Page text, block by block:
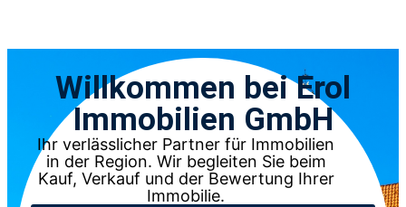
Willkommen bei Erol
Immobilien GmbH
Ihr verlässlicher Partner für Immobilien
in der Region. Wir begleiten Sie beim
Kauf, Verkauf und der Bewertung Ihrer
Immobilie.